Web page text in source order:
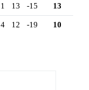
1 13 -15 13
4 12 -19 10